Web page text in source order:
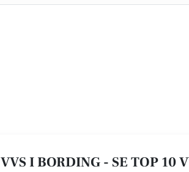
VVS I BORDING - SE TOP 10